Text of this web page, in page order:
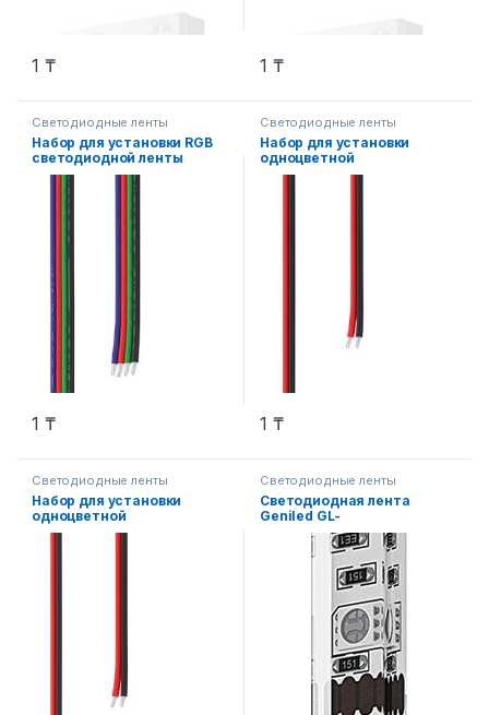
1 ₸ 1 ₸
Светодиодные ленты
Набор для установки RGB
светодиодной ленты
шириной 10мм 3 шт.
1 ₸
Светодиодные ленты
Набор для установки
одноцветной
светодиодной ленты
1 ₸
Светодиодные ленты
Набор для установки
одноцветной
светодиодной ленты
Светодиодные ленты
Светодиодная лента
Geniled GL-
60SMD5050RGBSE